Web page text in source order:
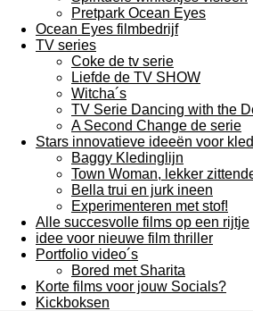
Pretpark Ocean Eyes
Ocean Eyes filmbedrijf
TV series
Coke de tv serie
Liefde de TV SHOW
Witcha´s
TV Serie Dancing with the
A Second Change de serie
Stars innovatieve ideeën voor
Baggy Kledinglijn
Town Woman, lekker
Bella trui en jurk ineen
Experimenteren met stof!
Alle succesvolle films op een rijtje
idee voor nieuwe film thriller
Portfolio video´s
Bored met Sharita
Korte films voor jouw Socials?
Kickboksen